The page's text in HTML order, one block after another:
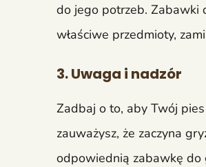
do jego potrzeb. Zabawki
właściwe przedmioty,
3. Uwaga i nadzór
Zadbaj o to, aby Twój
zauważysz, że zaczyna
odpowiednią zabawkę do